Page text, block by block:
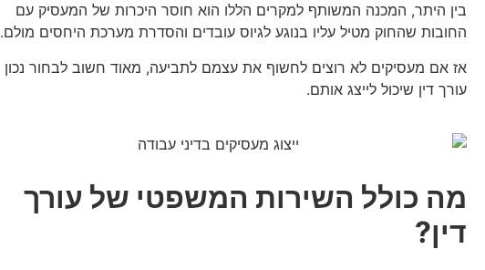
בין היתר, המכנה המשותף למקרים הללו הוא חוסר היכרות של המעסיק עם
החובות שהחוק מטיל עליו בנוגע לגיוס עובדים והסדרת מערכת היחסים מולם.
אז אם מעסיקים לא רוצים לחשוף את עצמם לתביעה, מאוד חשוב לבחור נכון
עורך דין שיכול לייצג אותם.
מה כולל השירות המשפטי של עורך
דין?